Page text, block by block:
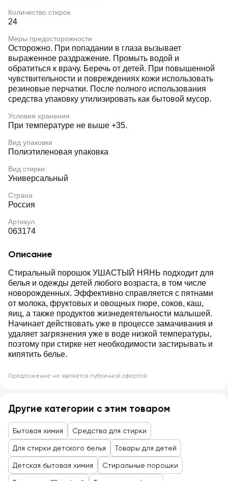
Количество стирок
24
Меры предосторожности
Осторожно. При попадании в глаза вызывает
выраженное раздражение. Промыть водой и
обратиться к врачу. Беречь от детей. При повышенной
чувствительности и повреждениях кожи использовать
резиновые перчатки. После полного использования
средства упаковку утилизировать как бытовой мусор.
Условия хранения
При температуре не выше +35.
Вид упаковки
Полиэтиленовая упаковка
Вид стирки
Универсальный
Страна
Россия
Артикул
063174
Описание
Стиральный порошок УШАСТЫЙ НЯНЬ подходит для
белья и одежды детей любого возраста, в том числе
новорожденных. Эффективно справляется с пятнами
от молока, фруктовых и овощных пюре, соков, каш,
яиц, а также продуктов жизнедеятельности малышей.
Начинает действовать уже в процессе замачивания и
удаляет загрязнения уже в воде низкой температуры,
поэтому при стирке нет необходимости застирывать и
кипятить белье.
Предложение не является публичной офертой
Другие категории с этим товаром
Бытовая химия Средства для стирки
Для стирки детского белья Товары для детей
Детская бытовая химия Стиральные порошки